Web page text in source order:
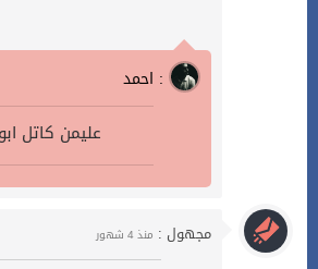
احمد :
عليمن كاتل
مجهول : منذ 4 شهور